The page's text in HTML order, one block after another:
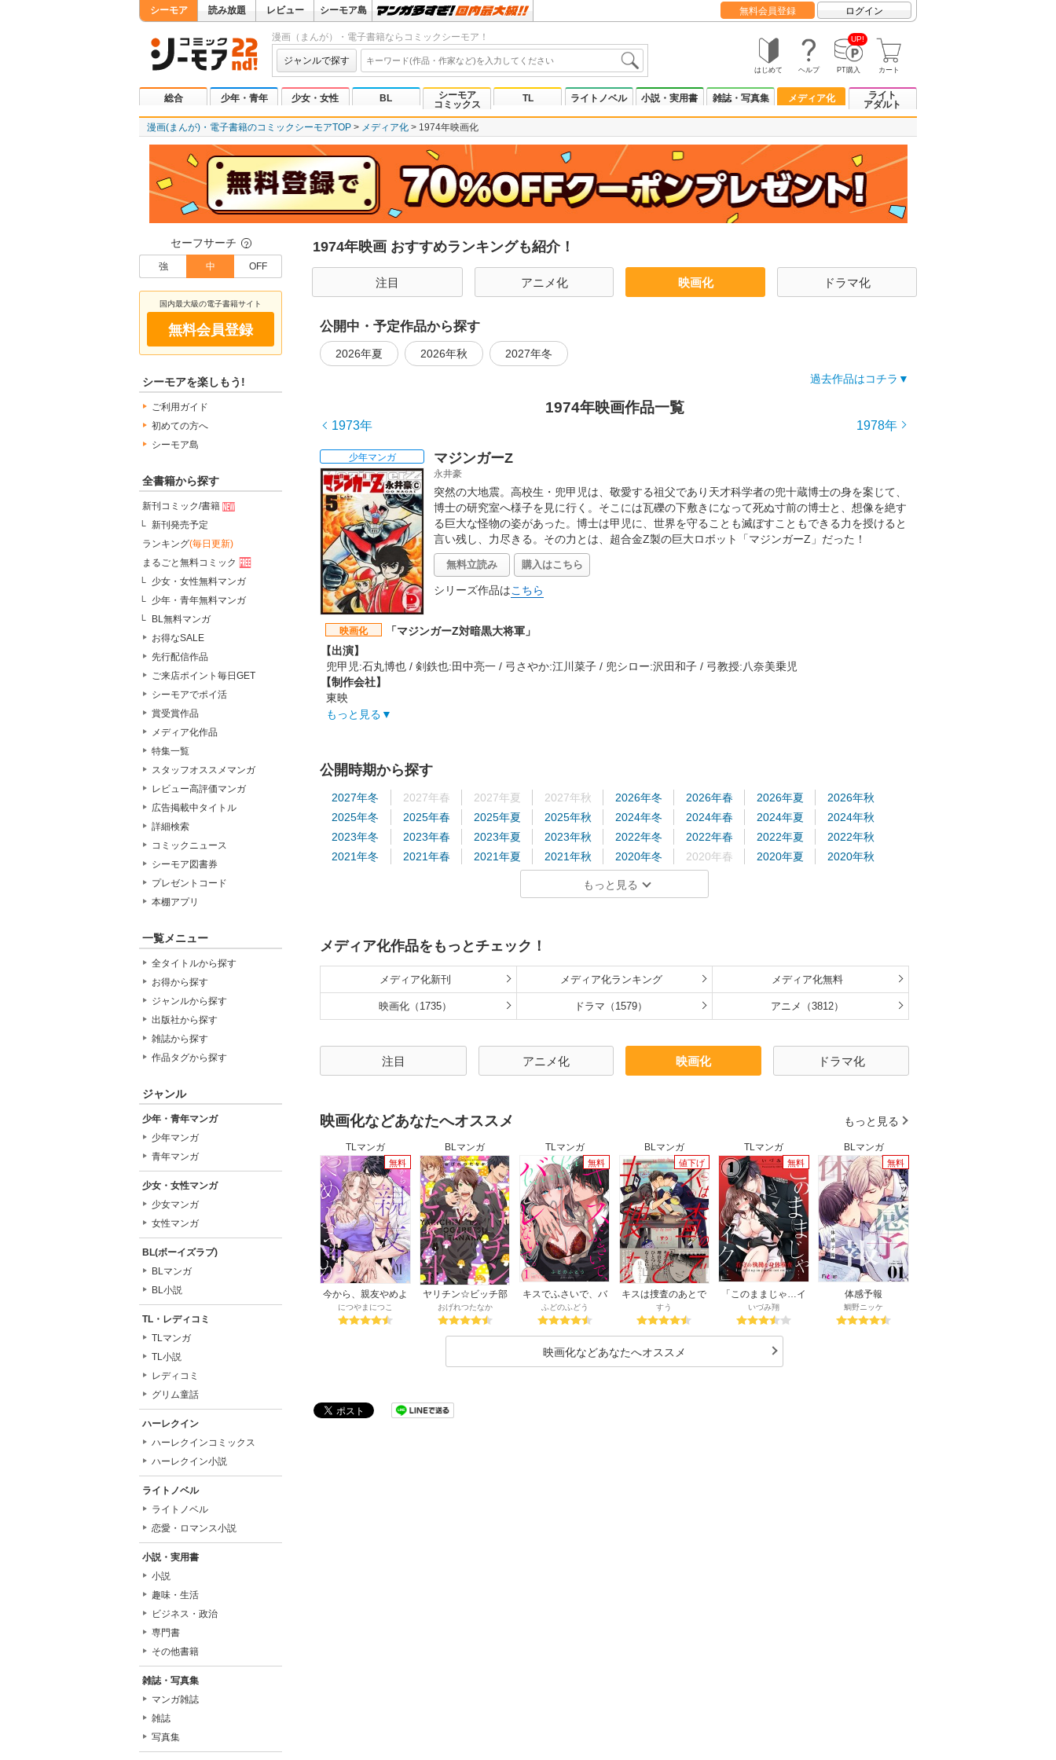
シーモア 読み放題 レビュー シーモア島 無料会員登録 ログイン
漫画（まんが）・電子書籍ならコミックシーモア！
ジャンルで探す
はじめて ヘルプ
UP!
PT購入 カート
総合 少年・青年 少女・女性 BL
シーモア
コミックス
TL ライトノベル 小説・実用書 雑誌・写真集 メディア化
ライト
アダルト
漫画(まんが)・電子書籍のコミックシーモアTOP メディア化 1974年映画化
セーフサーチ ？
強 中 OFF
国内最大級の電子書籍サイト
無料会員登録
シーモアを楽しもう!
ご利用ガイド
初めての方へ
シーモア島
全書籍から探す
新刊コミック/書籍
新刊発売予定
ランキング(毎日更新)
まるごと無料コミック
少女・女性無料マンガ
少年・青年無料マンガ
BL無料マンガ
お得なSALE
先行配信作品
ご来店ポイント毎日GET
シーモアでポイ活
賞受賞作品
メディア化作品
特集一覧
スタッフオススメマンガ
レビュー高評価マンガ
広告掲載中タイトル
詳細検索
コミックニュース
シーモア図書券
プレゼントコード
本棚アプリ
一覧メニュー
全タイトルから探す
お得から探す
ジャンルから探す
出版社から探す
雑誌から探す
作品タグから探す
ジャンル
少年・青年マンガ
少年マンガ
青年マンガ
少女・女性マンガ
少女マンガ
女性マンガ
BL(ボーイズラブ)
BLマンガ
BL小説
TL・レディコミ
TLマンガ
TL小説
レディコミ
グリム童話
ハーレクイン
ハーレクインコミックス
ハーレクイン小説
ライトノベル
ライトノベル
恋愛・ロマンス小説
小説・実用書
小説
趣味・生活
ビジネス・政治
専門書
その他書籍
雑誌・写真集
マンガ雑誌
雑誌
写真集
1974年映画 おすすめランキングも紹介！
注目 アニメ化 映画化 ドラマ化
公開中・予定作品から探す
2026年夏 2026年秋
2027年冬
過去作品はコチラ
1974年映画作品一覧
1973年 1978年
少年マンガ マジンガーZ
永井豪
突然の大地震。高校生・兜甲児は、敬愛する祖父であり天才科学者の兜十蔵博士の身を案じて、
博士の研究室へ様子を見に行く。そこには瓦礫の下敷きになって死ぬ寸前の博士と、想像を絶す
る巨大な怪物の姿があった。博士は甲児に、世界を守ることも滅ぼすこともできる力を授けると
言い残し、力尽きる。その力とは、超合金Z製の巨大ロボット「マジンガーZ」だった！
無料立読み 購入はこちら
シリーズ作品はこちら
映画化
「マジンガーZ対暗黒大将軍」
【出演】
兜甲児:石丸博也 / 剣鉄也:田中亮一 / 弓さやか:江川菜子 / 兜シロー:沢田和子 / 弓教授:八奈美乗児
【制作会社】
東映
【スタッフ情報】
脚本:高久進 / 作画監督:角田紘一 / 美術監督:辻忠直 / 音楽:渡辺宙明
【音楽】
主題歌:水木一郎、コロムビアゆりかご会「空飛ぶマジンガーZ」
1974年7月25日
もっと見る
公開時期から探す
2027年冬 2027年春 2027年夏 2027年秋 2026年冬 2026年春 2026年夏
2026年秋
2025年冬
2025年春 2025年夏 2025年秋 2024年冬 2024年春 2024年夏
2024年秋
2023年冬
2023年春 2023年夏 2023年秋 2022年冬 2022年春 2022年夏
2022年秋
2021年冬
2021年春 2021年夏 2021年秋 2020年冬 2020年春 2020年夏
2020年秋
2017年夏 2017年秋 2016年冬 2016年春
2011年冬
2011年春 2011年夏
2009年春 2009年夏 2009年秋 2008年冬 2008年春 2008年夏
2008年秋
2007年冬
2007年春 2007年夏 2007年秋 2006年冬 2006年春 2006年夏
2006年秋
2005年春 2005年夏 2005年秋 2004年冬 2004年春 2004年夏
2004年秋
1999年
1996年
1995年 1994年 1993年 1992年 1990年
1989年
1980年
1979年
1972年
1971年
1964年
もっと見る
メディア化作品をもっとチェック！
メディア化新刊 メディア化ランキング メディア化無料
映画化（1735） ドラマ（1579） アニメ（3812）
注目 アニメ化 映画化 ドラマ化
映画化などあなたへオススメ もっと見る
TLマンガ
無料
今から、親友やめよ
うか。～腐れ縁同僚
は甘い快楽で私を壊
につやまにつこ
BLマンガ
ヤリチン☆ビッチ部
おげれつたなか
TLマンガ
無料
キスでふさいで、バ
レないで。
ふどのふどう
BLマンガ
値下げ
キスは捜査のあとで
【ペーパー付】【電
子限定ペーパー付】
すう
TLマンガ
無料
「このままじゃ…イ
ク…」看守の執拗な
身体検査
いづみ翔
BLマンガ
無料
体感予報
鯛野ニッケ
映画化などあなたへオススメ